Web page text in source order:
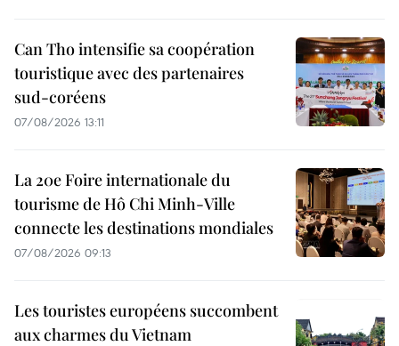
Can Tho intensifie sa coopération
touristique avec des partenaires
sud-coréens
07/08/2026 13:11
La 20e Foire internationale du
tourisme de Hô Chi Minh-Ville
connecte les destinations mondiales
07/08/2026 09:13
Les touristes européens succombent
aux charmes du Vietnam